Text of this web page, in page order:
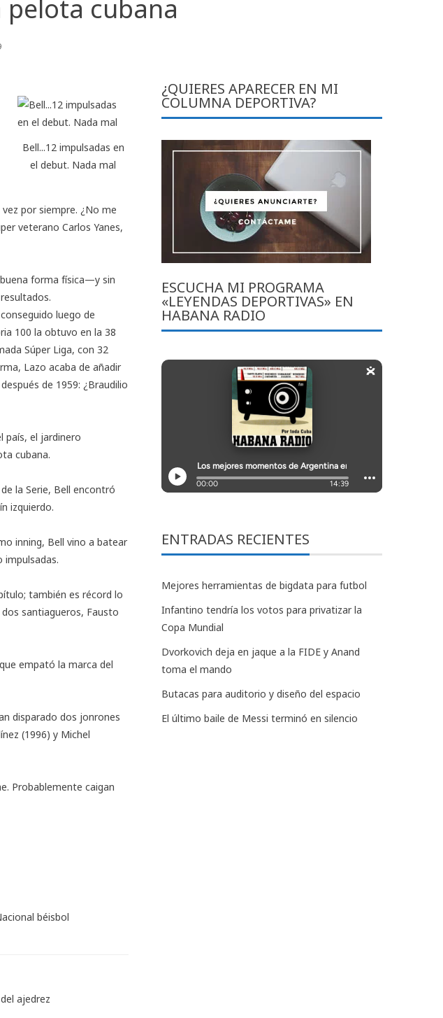
pelota cubana
Bell...12 impulsadas en
el debut. Nada mal
por siempre. ¿No me
veterano Carlos Yanes,
forma física—y sin
luego de
100 la obtuvo en la 38
Súper Liga, con 32
Lazo acaba de añadir
de 1959: ¿Braudilio
país, el jardinero
cubana.
la Serie, Bell encontró
izquierdo.
inning, Bell vino a batear
impulsadas.
también es récord lo
santiagueros, Fausto
empató la marca del
disparado dos jonrones
(1996) y Michel
Probablemente caigan
béisbol
ajedrez
¿QUIERES APARECER EN MI
COLUMNA DEPORTIVA?
ESCUCHA MI PROGRAMA
«LEYENDAS DEPORTIVAS» EN
HABANA RADIO
ENTRADAS RECIENTES
Mejores herramientas de bigdata para futbol
Infantino tendría los votos para privatizar la
Copa Mundial
Dvorkovich deja en jaque a la FIDE y Anand
toma el mando
Butacas para auditorio y diseño del espacio
El último baile de Messi terminó en silencio